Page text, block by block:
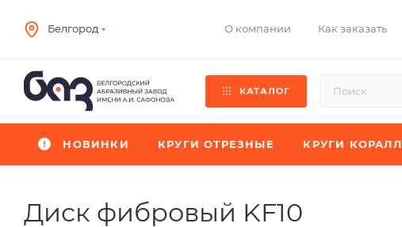
Белгород О компании Как заказать
КАТАЛОГ
НОВИНКИ КРУГИ ОТРЕЗНЫЕ КРУГИ
Диск фибровый KF10